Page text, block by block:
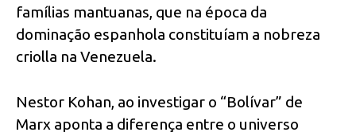
famílias mantuanas, que na época da
dominação espanhola constituíam a nobreza
criolla na Venezuela.
Nestor Kohan, ao investigar o “Bolívar” de
Marx aponta a diferença entre o universo